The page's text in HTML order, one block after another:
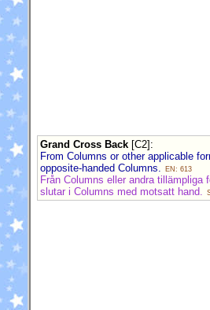
Grand Cross Back [C2] :
From Columns or other applicable
opposite-handed Columns.
EN: 613
Från Columns eller andra
slutar i Columns med motsatt hand.